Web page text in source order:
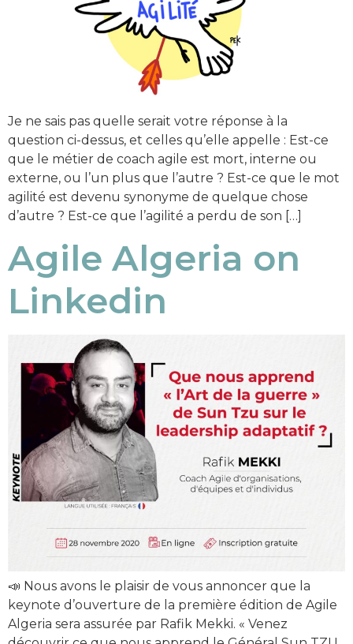
Je ne sais pas quelle serait votre réponse à la
question ci-dessus, et celles qu’elle appelle : Est-ce
que le métier de coach agile est mort, interne ou
externe, ou l’un plus que l’autre ? Est-ce que le mot
agilité est devenu synonyme de quelque chose
d’autre ? Est-ce que l’agilité a perdu de son […]
Agile Algeria on
Linkedin
📣 Nous avons le plaisir de vous annoncer que la
keynote d’ouverture de la première édition de Agile
Algeria sera assurée par Rafik Mekki. « Venez